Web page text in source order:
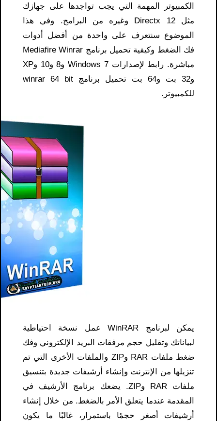
الكمبيوتر المهمة التي يجب تواجدها على جهازك
مثل Directx 12 وغيره من البرامج. وفي هذا
الموضوع سنتعرف على واحدة من أفضل أدوات
فك الضغط وكيفية تحميل برنامج Mediafire Winrar
مباشرة. رابط لإصدارات Windows 7 و8 و10 وXP
و32 بت و64 بت تحميل برنامج winrar 64 bit
للكمبيوتر.
يمكن لبرنامج WinRAR عمل نسخة احتياطية
لبياناتك وتقليل حجم مرفقات البريد الإلكتروني وفك
ضغط ملفات RAR وZIP والملفات الأخرى التي تم
تنزيلها من الإنترنت وإنشاء أرشيفات جديدة بتنسيق
ملفات RAR وZIP. يضعك برنامج الأرشيف في
المقدمة عندما يتعلق الأمر بالضغط. من خلال إنشاء
أرشيفات أصغر حجمًا باستمرار، غالبًا ما يكون